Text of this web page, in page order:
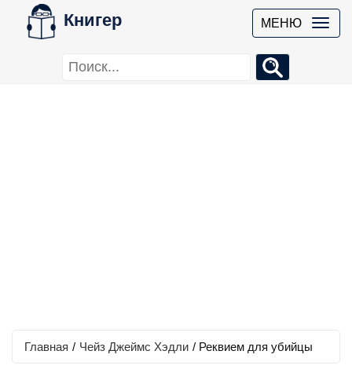
Книгер МЕНЮ
Главная / Чейз Джеймс Хэдли / Реквием для убийцы